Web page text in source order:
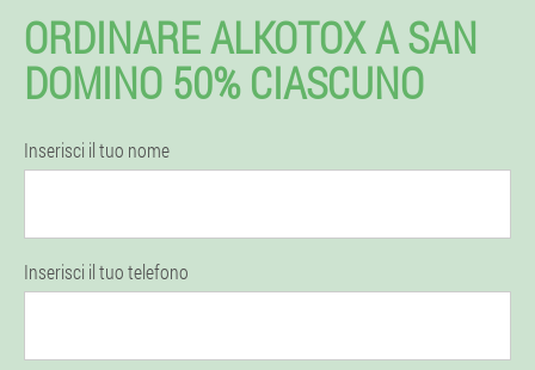
ORDINARE ALKOTOX A SAN
DOMINO 50% CIASCUNO
Inserisci il tuo nome
Inserisci il tuo telefono